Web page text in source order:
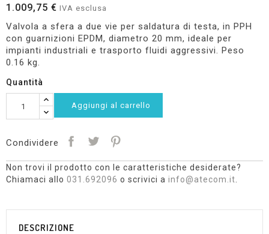
1.009,75 € IVA esclusa
Valvola a sfera a due vie per saldatura di testa, in PPH
con guarnizioni EPDM, diametro 20 mm, ideale per
impianti industriali e trasporto fluidi aggressivi. Peso
0.16 kg.
Quantità
Aggiungi al carrello
Condividere
Non trovi il prodotto con le caratteristiche desiderate?
Chiamaci allo 031.692096 o scrivici a info@atecom.it
DESCRIZIONE